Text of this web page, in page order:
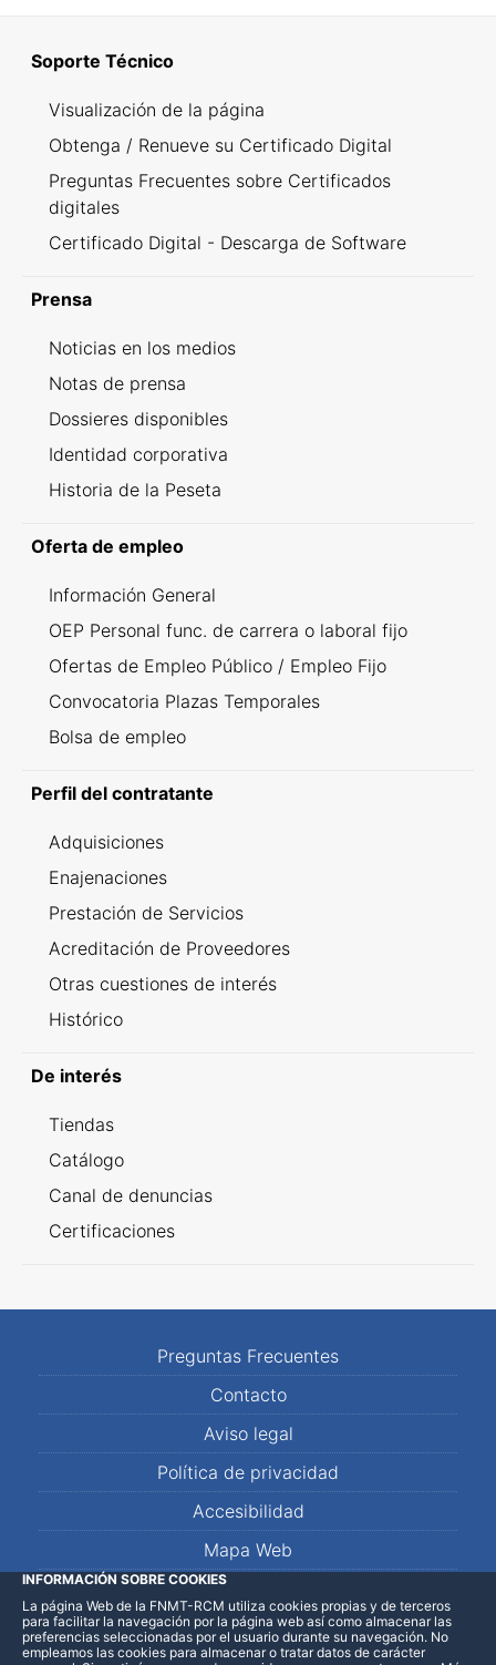
Soporte Técnico
Visualización de la página
Obtenga / Renueve su Certificado Digital
Preguntas Frecuentes sobre Certificados
digitales
Certificado Digital - Descarga de Software
Prensa
Noticias en los medios
Notas de prensa
Dossieres disponibles
Identidad corporativa
Historia de la Peseta
Oferta de empleo
Información General
OEP Personal func. de carrera o laboral fijo
Ofertas de Empleo Público / Empleo Fijo
Convocatoria Plazas Temporales
Bolsa de empleo
Perfil del contratante
Adquisiciones
Enajenaciones
Prestación de Servicios
Acreditación de Proveedores
Otras cuestiones de interés
Histórico
De interés
Tiendas
Catálogo
Canal de denuncias
Certificaciones
Preguntas Frecuentes
Contacto
Aviso legal
Política de privacidad
Accesibilidad
Mapa Web
LinkedInFacebookWhatsApp
INFORMACIÓN SOBRE COOKIES
La página Web de la FNMT-RCM utiliza cookies propias y de terceros
para facilitar la navegación por la página web así como almacenar las
preferencias seleccionadas por el usuario durante su navegación. No
empleamos las cookies para almacenar o tratar datos de carácter